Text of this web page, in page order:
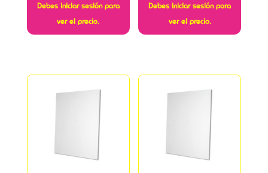
Debes iniciar sesión para
ver el precio.
Debes iniciar sesión para
ver el precio.